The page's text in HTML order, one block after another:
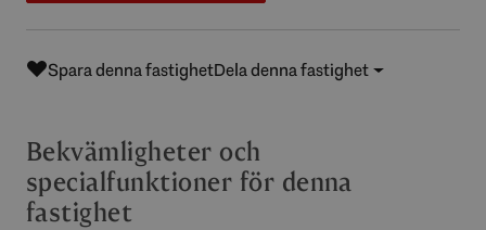
Spara denna fastighetDela denna fastighet
Bekvämligheter och
specialfunktioner för denna
fastighet